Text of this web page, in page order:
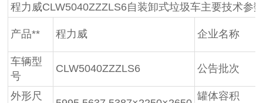
程力威CLW5040ZZZLS6自装卸式垃圾车主要技术参
产品** 程力威 企业名称
车辆型
号
CLW5040ZZZLS6 公告批次
外形尺
罐体容积